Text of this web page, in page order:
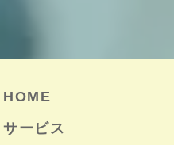
HOME
サービス